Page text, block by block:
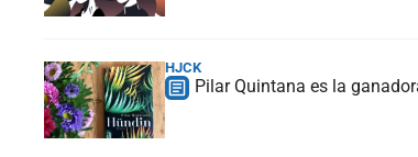
HJCK
Pilar Quintana es la